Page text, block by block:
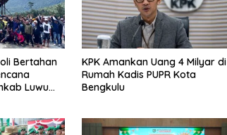
Bertahan
Luwu
KPK Amankan Uang 4 Milyar di
Rumah Kadis PUPR Kota
Bengkulu